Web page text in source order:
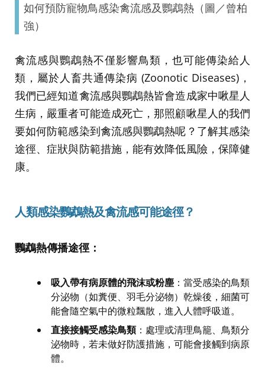
如何預防寵物鳥感染禽流感及鸚鵡熱（圖／曾柏
強）
禽流感與鸚鵡熱不僅影響鳥類，也可能傳染給人
類，屬於人畜共通傳染病 (Zoonotic Diseases)，
我們已經知道禽流感與鸚鵡熱皆會造成家中啾星人
生病，嚴重者可能造成死亡，那照顧啾星人的我們
要如何防範感染到禽流感與鸚鵡熱呢？了解其感染
途徑、症狀與防範措施，能有效降低風險，保障健
康。
人類感染鸚鵡熱及禽流感可能途徑？
鸚鵡熱傳播途徑：
吸入帶有病原體的飛沫或粉塵：當受感染的鳥類
分泌物（如糞便、羽毛分泌物）乾燥後，細菌可
能會隨空氣中的微粒飄散，進入人體呼吸道。
直接接觸受感染鳥類：處理或清理鳥籠、鳥類分
泌物時，若未做好防護措施，可能會接觸到病原
體。